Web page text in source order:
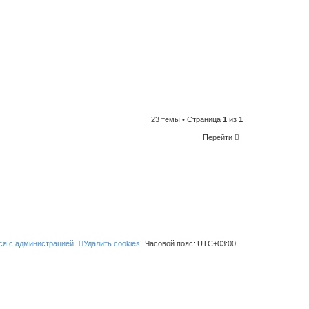
23 темы • Страница 1 из 1
Перейти
Часовой пояс: UTC+03:00
Удалить cookies
с администрацией